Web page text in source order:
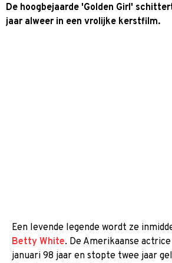
De hoogbejaarde 'Golden Girl'
jaar alweer in een vrolijke kerstfilm.
Een levende legende wordt ze
Betty White. De Amerikaanse
januari 98 jaar en stopte twee jaar